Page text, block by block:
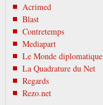
Acrimed
Blast
Contretemps
Mediapart
Le Monde diplomatique
La Quadrature du Net
Regards
Rezo.net